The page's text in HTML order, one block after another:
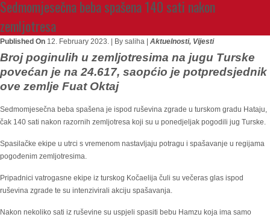
Sedmomjesečna beba spašena 140 sati nakon
zemljotresa
Published On 12. February 2023. | By saliha | Aktuelnosti, Vijesti
Broj poginulih u zemljotresima na jugu Turske
povećan je na 24.617, saopćio je potpredsjednik
ove zemlje Fuat Oktaj
Sedmomjesečna beba spašena je ispod ruševina zgrade u turskom gradu Hataju,
čak 140 sati nakon razornih zemljotresa koji su u ponedjeljak pogodili jug Turske.
Spasilačke ekipe u utrci s vremenom nastavljaju potragu i spašavanje u regijama
pogođenim zemljotresima.
Pripadnici vatrogasne ekipe iz turskog Kočaelija čuli su večeras glas ispod
ruševina zgrade te su intenzivirali akciju spašavanja.
Nakon nekoliko sati iz ruševine su uspjeli spasiti bebu Hamzu koja ima samo